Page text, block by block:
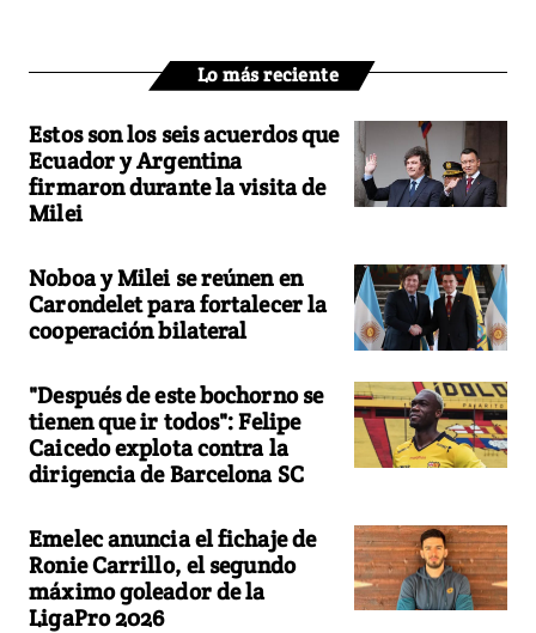
Lo más reciente
Estos son los seis acuerdos que
Ecuador y Argentina
firmaron durante la visita de
Milei
Noboa y Milei se reúnen en
Carondelet para fortalecer la
cooperación bilateral
"Después de este bochorno se
tienen que ir todos": Felipe
Caicedo explota contra la
dirigencia de Barcelona SC
Emelec anuncia el fichaje de
Ronie Carrillo, el segundo
máximo goleador de la
LigaPro 2026